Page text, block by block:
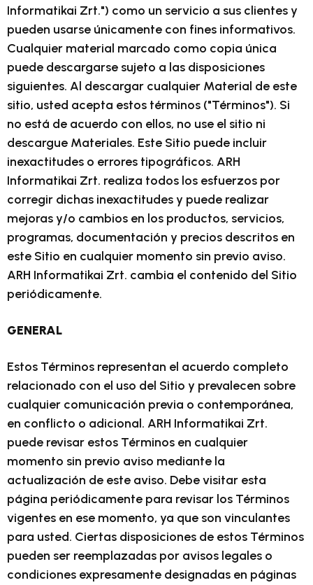
Informatikai Zrt.") como un servicio a sus clientes y
pueden usarse únicamente con fines informativos.
Cualquier material marcado como copia única
puede descargarse sujeto a las disposiciones
siguientes. Al descargar cualquier Material de este
sitio, usted acepta estos términos ("Términos"). Si
no está de acuerdo con ellos, no use el sitio ni
descargue Materiales. Este Sitio puede incluir
inexactitudes o errores tipográficos. ARH
Informatikai Zrt. realiza todos los esfuerzos por
corregir dichas inexactitudes y puede realizar
mejoras y/o cambios en los productos, servicios,
programas, documentación y precios descritos en
este Sitio en cualquier momento sin previo aviso.
ARH Informatikai Zrt. cambia el contenido del Sitio
periódicamente.
GENERAL
Estos Términos representan el acuerdo completo
relacionado con el uso del Sitio y prevalecen sobre
cualquier comunicación previa o contemporánea,
en conflicto o adicional. ARH Informatikai Zrt.
puede revisar estos Términos en cualquier
momento sin previo aviso mediante la
actualización de este aviso. Debe visitar esta
página periódicamente para revisar los Términos
vigentes en ese momento, ya que son vinculantes
para usted. Ciertas disposiciones de estos Términos
pueden ser reemplazadas por avisos legales o
condiciones expresamente designadas en páginas